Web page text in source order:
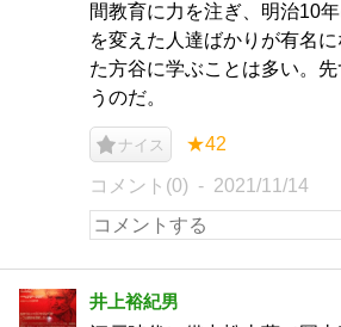
間教育に力を注ぎ、明治10
を変えた人達ばかりが有名
た方谷に学ぶことは多い。
うのだ。
ナイス ★42
コメント(0) 2021/11/14
井上裕紀男